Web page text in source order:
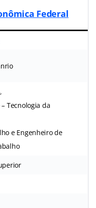
Federal
Tecnologia da
e Engenheiro de